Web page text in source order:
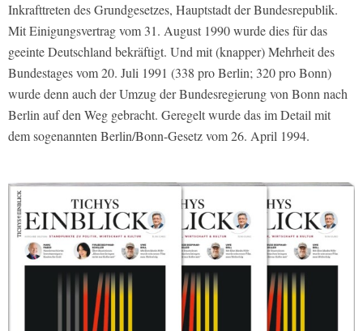
Inkrafttreten des Grundgesetzes, Hauptstadt der Bundesrepublik.
Mit Einigungsvertrag vom 31. August 1990 wurde dies für das
geeinte Deutschland bekräftigt. Und mit (knapper) Mehrheit des
Bundestages vom 20. Juli 1991 (338 pro Berlin; 320 pro Bonn)
wurde denn auch der Umzug der Bundesregierung von Bonn nach
Berlin auf den Weg gebracht. Geregelt wurde das im Detail mit
dem sogenannten Berlin/Bonn-Gesetz vom 26. April 1994.